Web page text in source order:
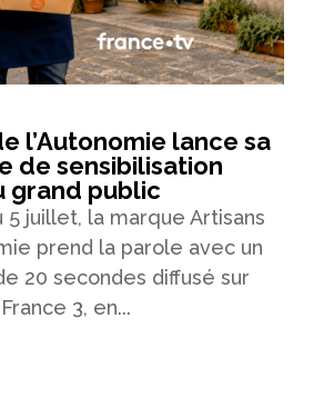
l’Autonomie lance sa
de sensibilisation
grand public
5 juillet, la marque Artisans
prend la parole avec un
20 secondes diffusé sur
3, en...